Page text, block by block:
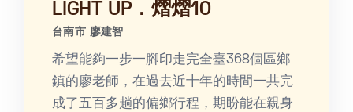
LIGHT UP．熠熠10
台南市 廖建智
希望能夠一步一腳印走完全臺368個區鄉
鎮的廖老師，在過去近十年的時間一共完
成了五百多趟的偏鄉行程，期盼能在親身